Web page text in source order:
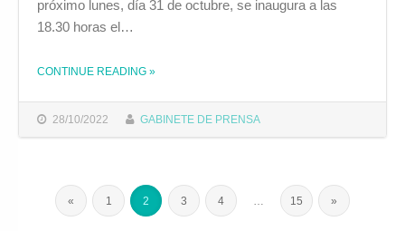
28/10/2022 GABINETE DE PRENSA
próximo lunes, día 31 de octubre, se inaugura a las
18.30 horas el…
CONTINUE READING THE "LA CASA DE IBEROAMÉRICA INAUGURA EL LUNES SU TRADICIONAL ALTAR DE MUERTOS DEDICADO A VERACRUZ "
»
« 1 2 3 4 15 »